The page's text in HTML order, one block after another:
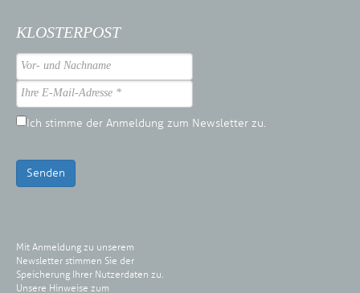
KLOSTERPOST
Ich stimme der Anmeldung zum Newsletter zu.
Senden
Mit Anmeldung zu unserem
Newsletter stimmen Sie der
Speicherung Ihrer Nutzerdaten zu.
Unsere Hinweise zum